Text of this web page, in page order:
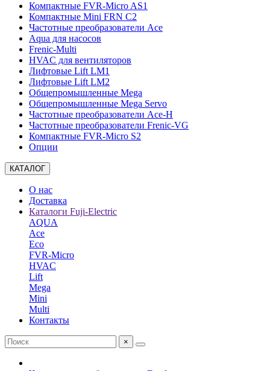
Компактные FVR-Micro AS1
Компактные Mini FRN C2
Частотные преобразователи Ace
Aqua для насосов
Frenic-Multi
HVAC для вентиляторов
Лифтовые Lift LM1
Лифтовые Lift LM2
Общепромышленные Mega
Общепромышленные Mega Servo
Частотные преобразователи Ace-H
Частотные преобразователи Frenic-VG
Компактные FVR-Micro S2
Опции
КАТАЛОГ
О нас
Доставка
Каталоги Fuji-Electric
AQUA
Ace
Eco
FVR-Micro
HVAC
Lift
Mega
Mini
Multi
Контакты
×